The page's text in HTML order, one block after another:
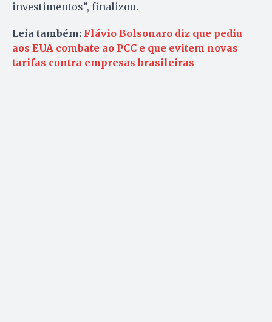
investimentos”, finalizou.
Leia também: Flávio Bolsonaro diz que pediu
aos EUA combate ao PCC e que evitem novas
tarifas contra empresas brasileiras